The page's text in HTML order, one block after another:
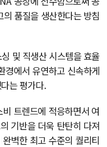
품질을 생산한다는 방침
및 직생산 시스템을 효율
경에서 유연하고 신속하게
는 평가다.
트렌드에 적응하면서 여
기반을 더욱 탄탄히 다져
벽한 최고 수준의 퀄리티